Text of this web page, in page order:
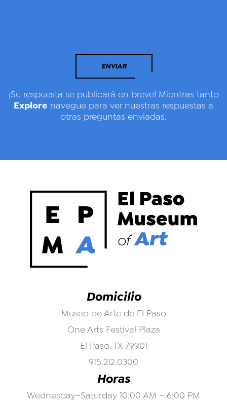
ENVIAR
¡Su respuesta se publicará en breve! Mientras tanto
Explore navegue para ver nuestras respuestas a
otras preguntas enviadas.
Domicilio
Museo de Arte de El Paso
One Arts Festival Plaza
El Paso, TX 79901
915.212.0300
Horas
Wednesday–Saturday 10:00 AM – 6:00 PM